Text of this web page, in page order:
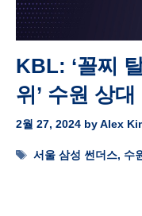
KBL: ‘꼴찌
위’ 수원 상
2월 27, 2024 byAlex
Tags
서울 삼성 썬더스, 수